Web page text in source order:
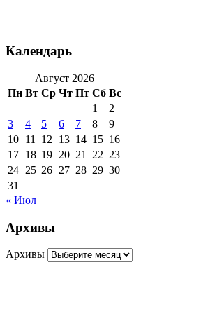
Календарь
Август 2026
Пн Вт Ср Чт Пт Сб Вс
1
2
3
4 5 6 7 8
9
10 11 12 13 14 15 16
17 18 19 20 21 22 23
24 25 26 27 28 29 30
31
« Июл
Архивы
Архивы